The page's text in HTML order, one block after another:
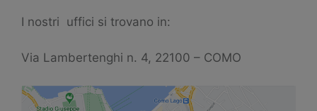
I nostri uffici si trovano in:
Via Lambertenghi n. 4, 22100 – COMO